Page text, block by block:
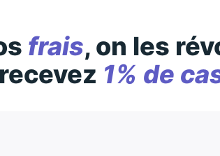
frais, on les
1% de